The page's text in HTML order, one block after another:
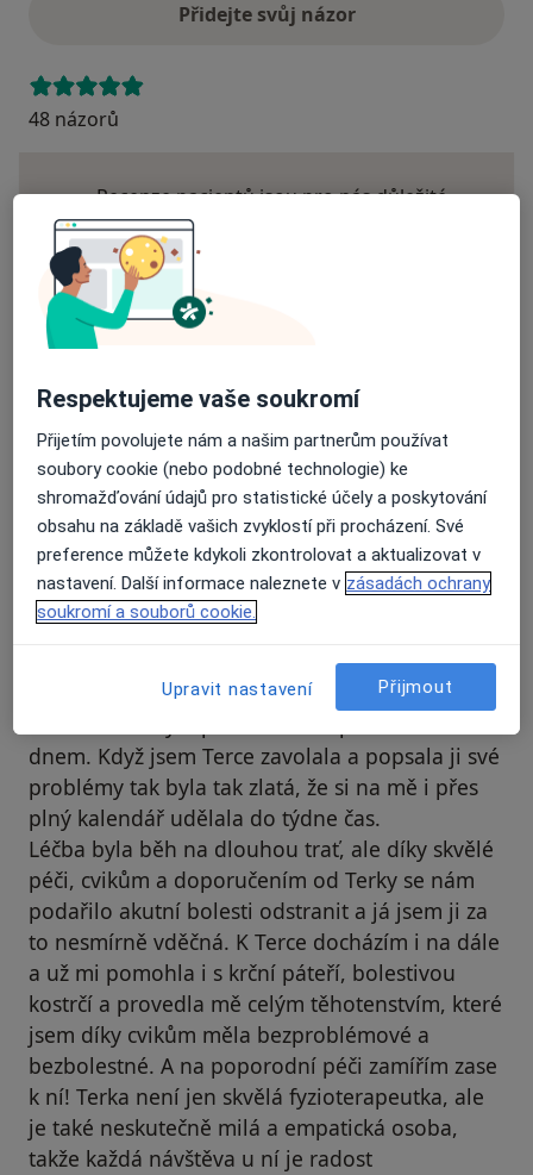
Přidejte svůj názor
48 názorů
Recenze pacientů jsou pro nás důležité.
Specialisté nemají možnost zaplatit za
odstranění nebo změnu recenze pacienta.
Další informace.
Hledejte v názorech
M Michaela Bednárková Číslo ověřené
Terku můžu doporučit na 200 %. Narazila jsem
na ni náhodou na internetu, když jsem akutně
hledala gynekologickou fyzioterapeutku kvůli
dnem. Když jsem Terce zavolala a popsala ji své
problémy tak byla tak zlatá, že si na mě i přes
plný kalendář udělala do týdne čas.
Léčba byla běh na dlouhou trať, ale díky skvělé
péči, cvikům a doporučením od Terky se nám
podařilo akutní bolesti odstranit a já jsem ji za
to nesmírně vděčná. K Terce docházím i na dále
a už mi pomohla i s krční páteří, bolestivou
kostrčí a provedla mě celým těhotenstvím, které
jsem díky cvikům měla bezproblémové a
bezbolestné. A na poporodní péči zamířím zase
k ní! Terka není jen skvělá fyzioterapeutka, ale
je také neskutečně milá a empatická osoba,
takže každá návštěva u ní je radost
Respektujeme vaše soukromí
Přijetím povolujete nám a našim partnerům používat
soubory cookie (nebo podobné technologie) ke
shromažďování údajů pro statistické účely a poskytování
obsahu na základě vašich zvyklostí při procházení. Své
preference můžete kdykoli zkontrolovat a aktualizovat v
nastavení. Další informace naleznete v zásadách ochrany
soukromí a souborů cookie.
Upravit nastavení Přijmout